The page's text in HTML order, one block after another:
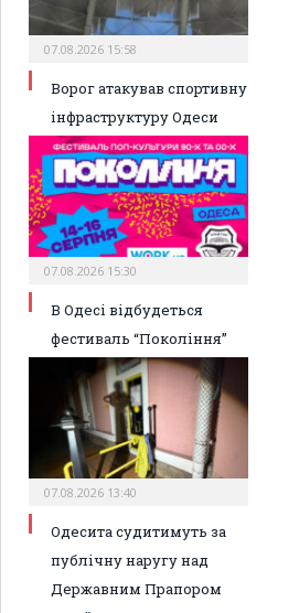
07.08.2026 15:58
Ворог атакував спортивну
інфраструктуру Одеси
07.08.2026 15:30
В Одесі відбудеться
фестиваль “Покоління”
07.08.2026 13:40
Одесита судитимуть за
публічну наругу над
Державним Прапором